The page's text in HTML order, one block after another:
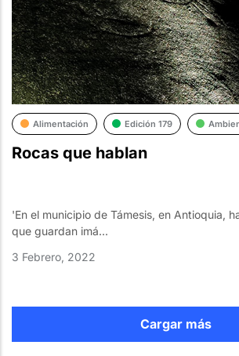
Alimentación Edición 179
Rocas que hablan
'En el municipio de Támesis, en Antioquia,
que guardan imá...
3 Febrero, 2022
Cargar más